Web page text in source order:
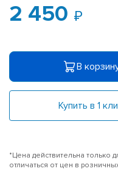
2 450
В
Купить в 1
*Цена действительна только
отличаться от цен в